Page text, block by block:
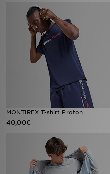
MONTIREX T-shirt Proton
40,00€